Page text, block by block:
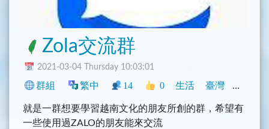
Zola交流群
2021-03-04 Thursday 10:03:01
群組 繁中 14 0 生活 臺灣 閒聊
就是一群想要學習越南文化的朋友所創的群，希望有
一些使用過ZALO的朋友能來交流